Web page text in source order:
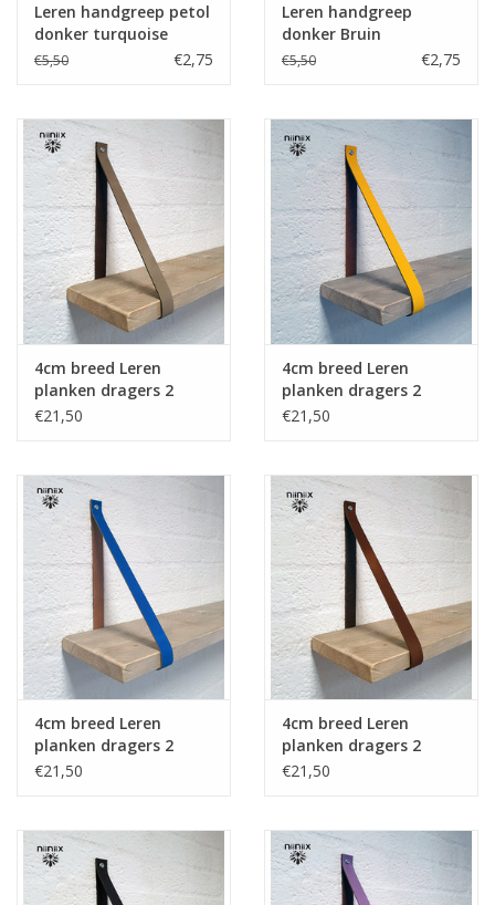
Leren handgreep petol
donker turquoise
€5,50 €2,75
Leren handgreep
donker Bruin
€5,50 €2,75
4cm breed Leren
planken dragers 2
stuks taupe
€21,50
4cm breed Leren
planken dragers 2
stuks geel
€21,50
4cm breed Leren
planken dragers 2
stuks cobalt
€21,50
4cm breed Leren
planken dragers 2
stuks bruin
€21,50